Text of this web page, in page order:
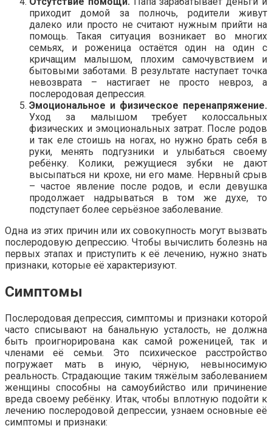
приходит домой за полночь, родители живут
далеко или просто не считают нужным прийти на
помощь. Такая ситуация возникает во многих
семьях, и роженица остаётся один на один с
кричащим малышом, плохим самочувствием и
бытовыми заботами. В результате наступает точка
невозврата – настигает не просто невроз, а
послеродовая депрессия.
Эмоциональное и физическое перенапряжение.
Уход за малышом требует колоссальных
физических и эмоциональных затрат. После родов
и так еле стоишь на ногах, но нужно брать себя в
руки, менять подгузники и улыбаться своему
ребёнку. Колики, режущиеся зубки не дают
высыпаться ни крохе, ни его маме. Нервный срыв
– частое явление после родов, и если девушка
продолжает надрываться в том же духе, то
подступает более серьёзное заболевание.
Одна из этих причин или их совокупность могут вызвать
послеродовую депрессию. Чтобы вычислить болезнь на
первых этапах и приступить к её лечению, нужно знать
признаки, которые её характеризуют.
Симптомы
Послеродовая депрессия, симптомы и признаки которой
часто списывают на банальную усталость, не должна
быть проигнорирована как самой роженицей, так и
членами её семьи. Это психическое расстройство
погружает мать в иную, чёрную, невыносимую
реальность. Страдающие таким тяжёлым заболеванием
женщины способны на самоубийство или причинение
вреда своему ребёнку. Итак, чтобы вплотную подойти к
лечению послеродовой депрессии, узнаем основные её
симптомы и признаки: